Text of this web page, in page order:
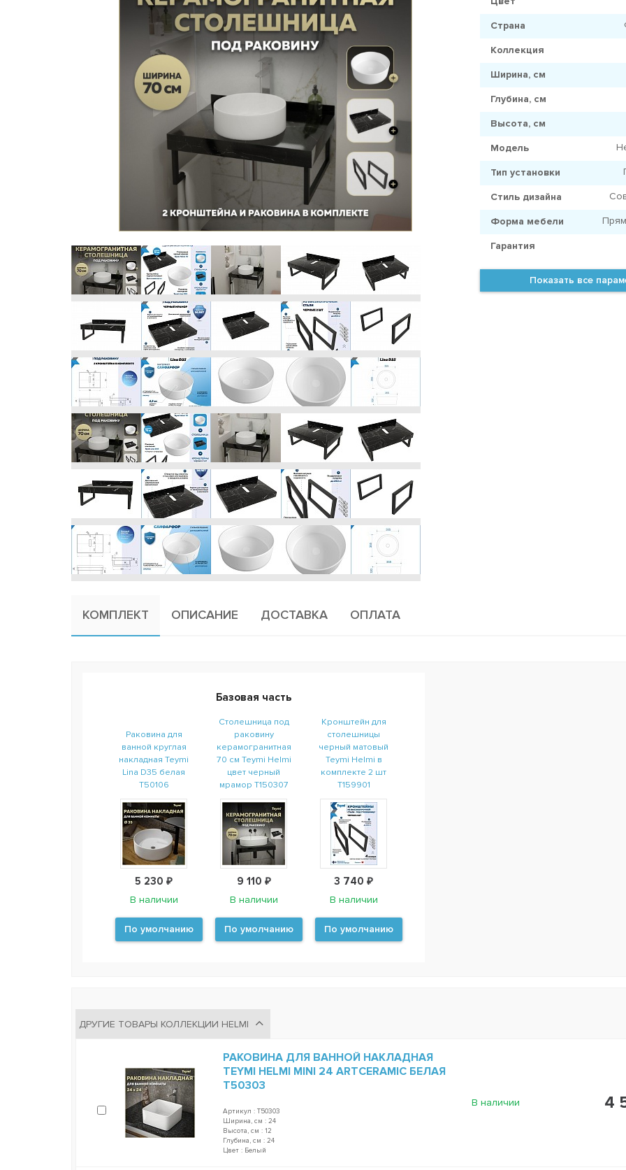
Страна
Коллекция
Ширина, см
Глубина, см
Высота, см
Модель
Тип установки
Стиль дизайна
Форма мебели
Гарантия
Показать все
КОМПЛЕКТ ОПИСАНИЕ ДОСТАВКА ОПЛАТА
Базовая часть
Раковина для
ванной круглая
накладная Teymi
Lina D35 белая
T50106
5 230 ₽
В наличии
По умолчанию
Столешница под
раковину
керамогранитная
70 см Teymi Helmi
цвет черный
мрамор T150307
9 110 ₽
В наличии
По умолчанию
Кронштейн для
столешницы
черный матовый
Teymi Helmi в
комплекте 2 шт
T159901
3 740 ₽
В наличии
По умолчанию
ДРУГИЕ ТОВАРЫ КОЛЛЕКЦИИ HELMI
РАКОВИНА ДЛЯ ВАННОЙ НАКЛАДНАЯ
TEYMI HELMI MINI 24 ARTCERAMIC БЕЛАЯ
T50303
Артикул : T50303
Ширина, см : 24
Высота, см : 12
Глубина, см : 24
Цвет : Белый
В наличии 4